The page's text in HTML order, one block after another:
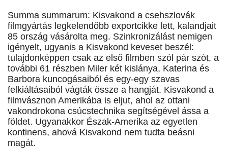
Summa summarum: Kisvakond a csehszlovák
filmgyártás legkelendőbb exportcikke lett, kalandjait
85 ország vásárolta meg. Szinkronizálást nemigen
igényelt, ugyanis a Kisvakond keveset beszél:
tulajdonképpen csak az első filmben szól pár szót, a
további 61 részben Miler két kislánya, Katerina és
Barbora kuncogásaiból és egy-egy szavas
felkiáltásaiból vágták össze a hangját. Kisvakond a
filmvásznon Amerikába is eljut, ahol az ottani
vakondrokona csúcstechnika segítségével ássa a
földet. Ugyanakkor Észak-Amerika az egyetlen
kontinens, ahová Kisvakond nem tudta beásni
magát.